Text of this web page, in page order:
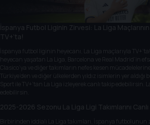
İspanya Futbol Liginin Zirvesi: La Liga
TV+’ta!
İspanya futbol liginin heyecanı, La Liga maçlarıyla
heyecan yaşatan La Liga, Barcelona ve Real Madrid’in
Clasico’ya ve diğer takımların nefes kesen
Türkiye’den ve diğer ülkelerden yıldız isimlerin yer aldığı
Sport ile TV+’tan La Liga izleyerek canlı takip edebilirsin.
edebilirsin.
2025-2026 Sezonu La Liga Ligi Takımlarını
Birbirinden iddialı La Liga takımları, İspanya futbolunun